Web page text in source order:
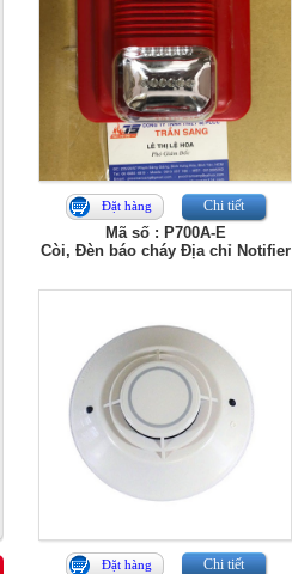
Đặt hàng Chi tiết
Mã số : P700A-E
Còi, Đèn báo cháy Địa chỉ Notifier
Đặt hàng Chi tiết